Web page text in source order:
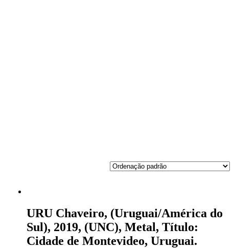
URU Chaveiro, (Uruguai/América do
Sul), 2019, (UNC), Metal, Título:
Cidade de Montevideo, Uruguai.